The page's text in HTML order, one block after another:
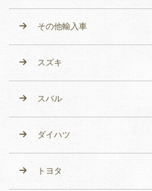
その他輸入車
スズキ
スバル
ダイハツ
トヨタ